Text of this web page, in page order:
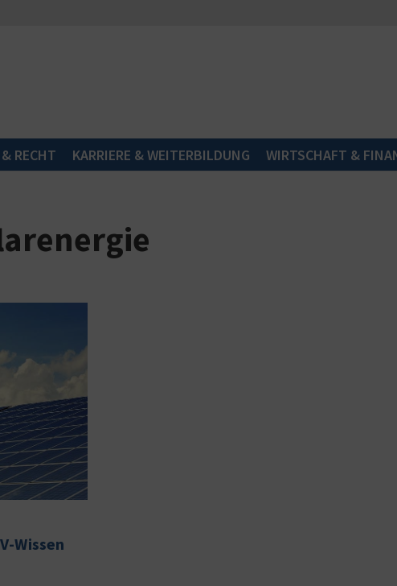
RECHT KARRIERE & WEITERBILDUNG WIRTSCHAFT &
Wissen